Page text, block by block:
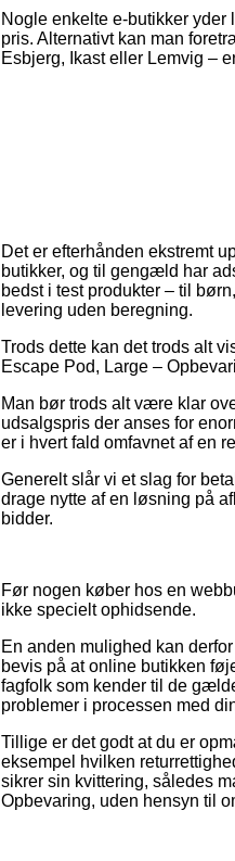
Nogle enkelte e-butikker yder
pris. Alternativt kan man
Esbjerg, Ikast eller Lemvig –
Det er efterhånden ekstremt
butikker, og til gengæld har
bedst i test produkter – til
levering uden beregning.
Trods dette kan det trods alt
Escape Pod, Large –
Man bør trods alt være klar
udsalgspris der anses for
er i hvert fald omfavnet af en
Generelt slår vi et slag for
drage nytte af en løsning på
bidder.
Før nogen køber hos en
ikke specielt ophidsende.
En anden mulighed kan
bevis på at online butikken
fagfolk som kender til de
problemer i processen med
Tillige er det godt at du er
eksempel hvilken
sikrer sin kvittering, således
Opbevaring, uden hensyn til